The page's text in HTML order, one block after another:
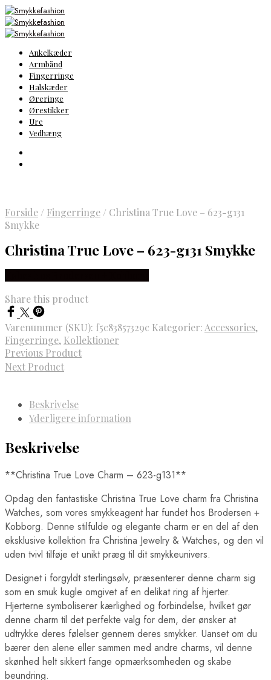
Ankelkæder
Armbånd
Fingerringe
Halskæder
Øreringe
Ørestikker
Ure
Vedhæng
Forside / Fingerringe / Christina True Love – 623-g131
Smykke
Christina True Love – 623-g131 Smykke
Share this product
Varenummer (SKU): f5c83857329c Kategorier:Accessories,
Fingerringe, Kollektioner
Previous Product
Next Product
Beskrivelse
Yderligere information
Beskrivelse
**Christina True Love Charm – 623-g131**
Opdag den fantastiske Christina True Love charm fra Christina
Watches, som vores smykkeagent har fundet hos Brodersen +
Kobborg. Denne stilfulde og elegante charm er en del af den
eksklusive kollektion fra Christina Jewelry & Watches, og den vil
uden tvivl tilføje et unikt præg til dit smykkeunivers.
Designet i forgyldt sterlingsølv, præsenterer denne charm sig
som en smuk kugle omgivet af en delikat ring af hjerter.
Hjerterne symboliserer kærlighed og forbindelse, hvilket gør
denne charm til det perfekte valg for dem, der ønsker at
udtrykke deres følelser gennem deres smykker. Uanset om du
bærer den alene eller sammen med andre charms, vil denne
skønhed helt sikkert fange opmærksomheden og skabe
beundring.